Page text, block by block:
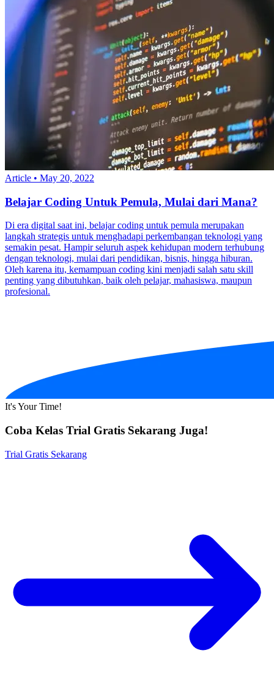
Article • May 20, 2022
Belajar Coding Untuk Pemula, Mulai dari Mana?
Di era digital saat ini, belajar coding untuk pemula merupakan
langkah strategis untuk menghadapi perkembangan teknologi yang
semakin pesat. Hampir seluruh aspek kehidupan modern terhubung
dengan teknologi, mulai dari pendidikan, bisnis, hingga hiburan.
Oleh karena itu, kemampuan coding kini menjadi salah satu skill
penting yang dibutuhkan, baik oleh pelajar, mahasiswa, maupun
profesional.
It's Your Time!
Coba Kelas Trial Gratis Sekarang Juga!
Trial Gratis Sekarang